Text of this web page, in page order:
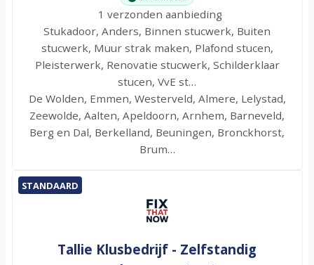
1 verzonden aanbieding
Stukadoor, Anders, Binnen stucwerk, Buiten
stucwerk, Muur strak maken, Plafond stucen,
Pleisterwerk, Renovatie stucwerk, Schilderklaar
stucen, VvE st…
De Wolden, Emmen, Westerveld, Almere, Lelystad,
Zeewolde, Aalten, Apeldoorn, Arnhem, Barneveld,
Berg en Dal, Berkelland, Beuningen, Bronckhorst,
Brum…
STANDAARD
Tallie Klusbedrijf - Zelfstandig